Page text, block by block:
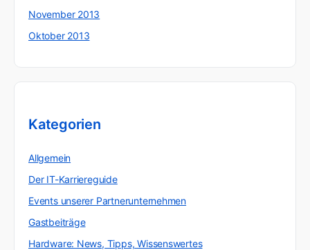
November 2013
Oktober 2013
Kategorien
Allgemein
Der IT-Karriereguide
Events unserer Partnerunternehmen
Gastbeiträge
Hardware: News, Tipps, Wissenswertes